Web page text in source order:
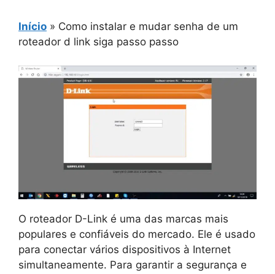
Início » Como instalar e mudar senha de um
roteador d link siga passo passo
O roteador D-Link é uma das marcas mais
populares e confiáveis ​​do mercado. Ele é usado
para conectar vários dispositivos à Internet
simultaneamente. Para garantir a segurança e